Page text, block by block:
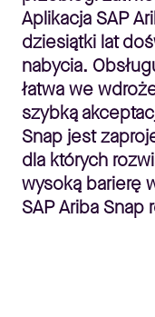
Aplikacja SAP
dziesiątki lat
nabycia.
łatwa we
szybką
Snap jest
dla których
wysoką barierę
SAP Ariba Snap